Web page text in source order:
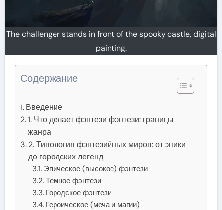
The challenger stands in front of the spooky castle, digital
painting.
Содержание
Введение
1. Что делает фэнтези фэнтези: границы
жанра
2. Типология фэнтезийных миров: от эпики
до городских легенд
Эпическое (высокое) фэнтези
Темное фэнтези
Городское фэнтези
Героическое (меча и магии)